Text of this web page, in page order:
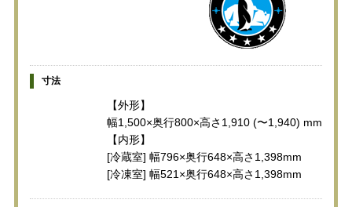
寸法
【外形】
幅1,500×奥行800×高さ1,910 (〜1,940) mm
【内形】
[冷蔵室] 幅796×奥行648×高さ1,398mm
[冷凍室] 幅521×奥行648×高さ1,398mm